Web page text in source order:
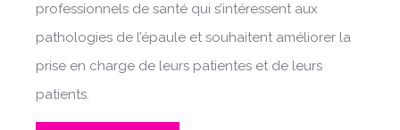
professionnels de santé qui s’intéressent aux
pathologies de l’épaule et souhaitent améliorer la
prise en charge de leurs patientes et de leurs
patients.